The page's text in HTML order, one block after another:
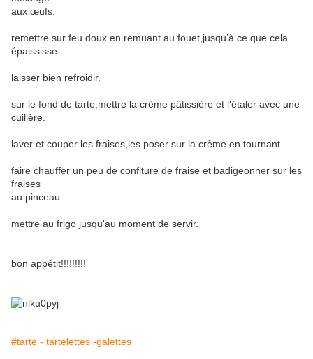
aux œufs.
remettre sur feu doux en remuant au fouet,jusqu’à ce que cela
épaississe
laisser bien refroidir.
sur le fond de tarte,mettre la crème pâtissière et l'étaler avec une
cuillère.
laver et couper les fraises,les poser sur la crème en tournant.
faire chauffer un peu de confiture de fraise et badigeonner sur les
fraises
au pinceau.
mettre au frigo jusqu'au moment de servir.
bon appétit!!!!!!!!!
#tarte - tartelettes -galettes